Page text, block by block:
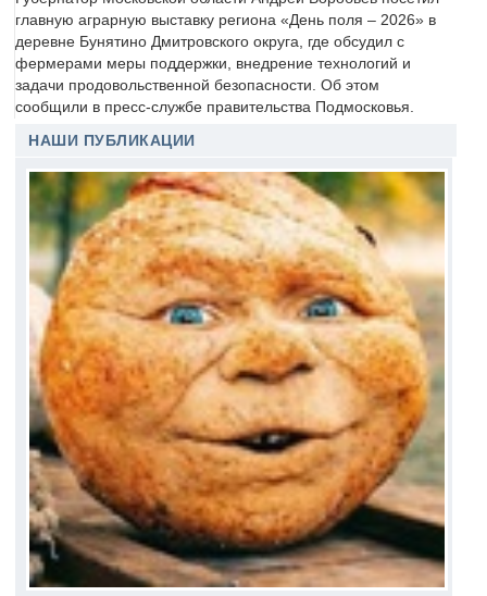
главную аграрную выставку региона «День поля – 2026» в
деревне Бунятино Дмитровского округа, где обсудил с
фермерами меры поддержки, внедрение технологий и
задачи продовольственной безопасности. Об этом
сообщили в пресс-службе правительства Подмосковья.
НАШИ ПУБЛИКАЦИИ